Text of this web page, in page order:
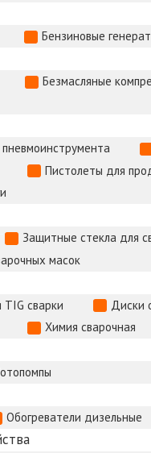
Бензиновые
Безмасляные
Пистолеты для
Защитные стекла для
масок
сварки
Диски
Химия сварочная
Обогреватели дизельные